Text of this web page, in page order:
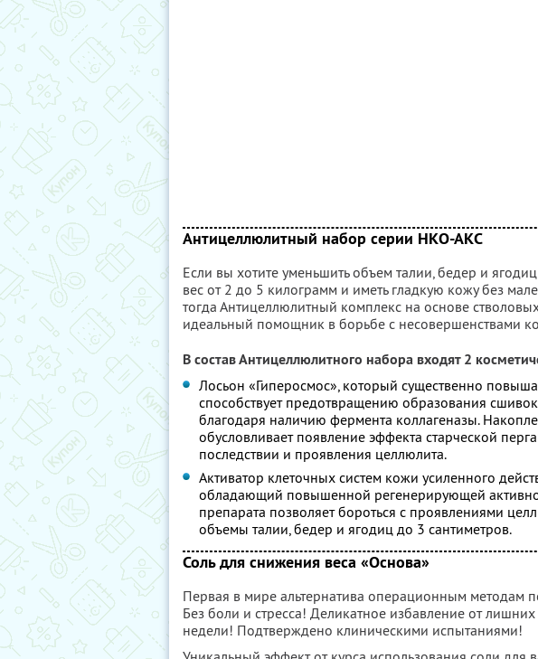
Антицеллюлитный набор серии НКО-АКС
Если вы хотите уменьшить объем талии, бедер и
вес от 2 до 5 килограмм и иметь гладкую кожу без
тогда Антицеллюлитный комплекс на основе
идеальный помощник в борьбе с несовершенствами
В состав Антицеллюлитного набора входят 2
Лосьон «Гиперосмос», который существенно
способствует предотвращению образования
благодаря наличию фермента коллагеназы.
обусловливает появление эффекта старческой
последствии и проявления целлюлита.
Активатор клеточных систем кожи усиленного
обладающий повышенной регенерирующей
препарата позволяет бороться с проявлениями
объемы талии, бедер и ягодиц до 3 сантиметров.
Соль для снижения веса «Основа»
Первая в мире альтернатива операционным методам
Без боли и стресса! Деликатное избавление от лишних
недели! Подтверждено клиническими испытаниями!